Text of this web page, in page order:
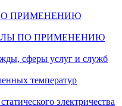
ПРИМЕНЕНИЮ
ПО ПРИМЕНЕНИЮ
сферы услуг и служб
температур
электричества